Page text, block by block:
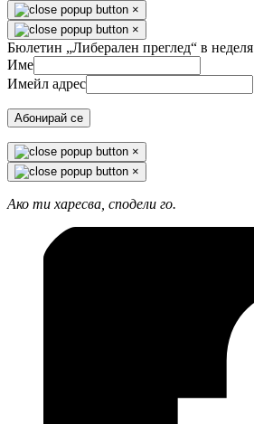
×
×
Бюлетин „Либерален преглед“ в неделя
Име
Имейл адрес
Абонирай се
×
×
Ако ти харесва, сподели го.